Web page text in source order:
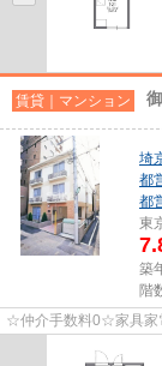
賃貸｜マンション
埼
都
都
東
築
階
☆仲介手数料0☆家具